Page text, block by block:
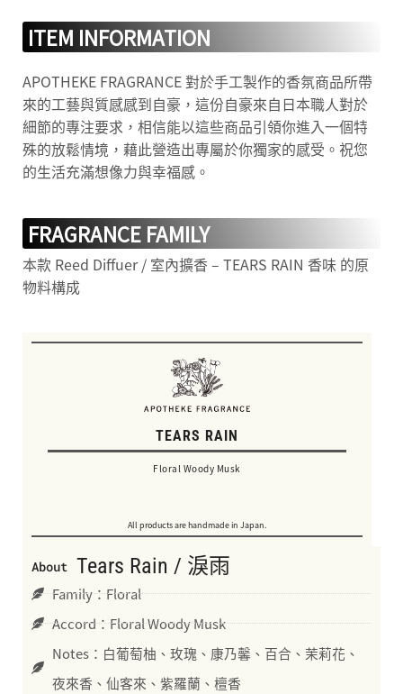
ITEM INFORMATION
APOTHEKE FRAGRANCE​ 對於手工製作的香氛商品所帶
來的工藝與質感感到自豪，這份自豪來自日本職人對於
細節的專注要求，相信能以這些商品引領你進入一個特
殊的放鬆情境，藉此營造出專屬於你獨家的感受。祝您
的生活充滿想像力與幸福感。
FRAGRANCE FAMILY
本款 Reed Diffuer / 室內擴香 – TEARS RAIN 香味 的原
物料構成
TEARS RAIN
Floral Woody Musk
All products are handmade in Japan.
About Tears Rain / 淚雨
Family：Floral
Accord：Floral Woody Musk
Notes：白葡萄柚、玫瑰、康乃馨、百合、茉莉花、
夜來香、仙客來、紫羅蘭、檀香